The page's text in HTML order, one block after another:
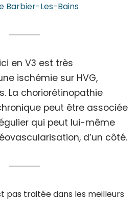
Barbier-Les-Bains
en V3 est très
ischémie sur HVG,
La choriorétinopathie
peut être associée
qui peut lui-même
d’un côté.
pas traitée dans les meilleurs